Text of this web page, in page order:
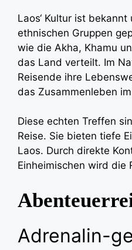
Laos‘ Kultur ist
ethnischen Gruppen
wie die Akha, Khamu
das Land verteilt. Im
Reisende ihre
das Zusammenleben
Diese echten Treffen
Reise. Sie bieten tiefe
Laos. Durch direkte
Einheimischen wird die
Adrenalin-